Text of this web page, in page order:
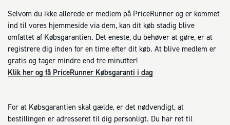
Selvom du ikke allerede er medlem på PriceRunner og er kommet
ind til vores hjemmeside via dem, kan dit køb stadig blive
omfattet af Købsgarantien. Det eneste, du behøver at gøre, er at
registrere dig inden for en time efter dit køb. At blive medlem er
gratis og tager mindre end tre minutter!
Klik her og få PriceRunner Købsgaranti i dag
For at Købsgarantien skal gælde, er det nødvendigt, at
bestillingen er adresseret til dig personligt. Du har ret til